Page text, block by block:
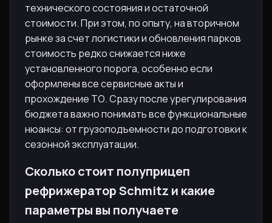
технического состояния и остаточной
стоимости. При этом, по опыту, на вторичном
рынке за счет логистики и обновления парков
стоимость редко снижается ниже
установленного порога, особенно если
оформлены все сервисные акты и
прохождение ТО. Сразу после урегулирования
бюджета важно понимать все функциональные
нюансы: от грузоподъемности до подготовки к
сезонной эксплуатации.
Сколько стоит полуприцеп
рефрижератор Schmitz и какие
параметры вы получаете